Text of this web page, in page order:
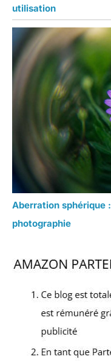
utilisation
Aberration sphérique
photographie